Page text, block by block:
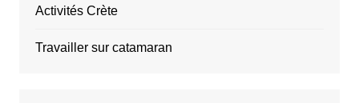
Activités Crète
Travailler sur catamaran